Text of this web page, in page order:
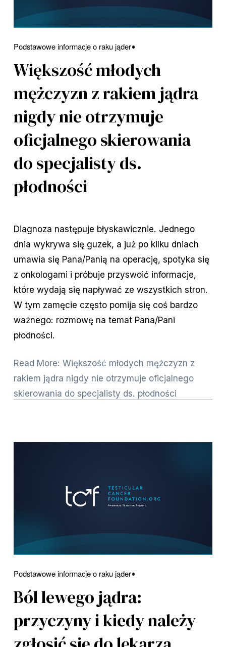
Podstawowe informacje o raku jąder
Większość młodych
mężczyzn z rakiem jądra
nigdy nie otrzymuje
oficjalnego skierowania
do specjalisty ds.
płodności
Diagnoza następuje błyskawicznie. Jednego
dnia wykrywa się guzek, a już po kilku dniach
umawia się Pana/Panią na operację, spotyka się
z onkologami i próbuje przyswoić informacje,
które wydają się napływać ze wszystkich stron.
W tym zamęcie często pomija się coś bardzo
ważnego: rozmowę na temat Pana/Pani
płodności.
Read More: Większość młodych mężczyzn z
rakiem jądra nigdy nie otrzymuje oficjalnego
skierowania do specjalisty ds. płodności
Podstawowe informacje o raku jąder
Ból lewego jądra:
przyczyny i kiedy należy